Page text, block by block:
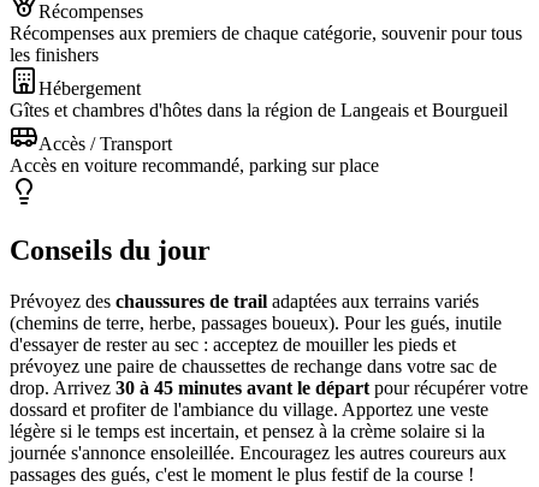
Récompenses
Récompenses aux premiers de chaque catégorie, souvenir pour tous
les finishers
Hébergement
Gîtes et chambres d'hôtes dans la région de Langeais et Bourgueil
Accès / Transport
Accès en voiture recommandé, parking sur place
Conseils du jour
Prévoyez des chaussures de trail adaptées aux terrains variés
(chemins de terre, herbe, passages boueux). Pour les gués, inutile
d'essayer de rester au sec : acceptez de mouiller les pieds et
prévoyez une paire de chaussettes de rechange dans votre sac de
drop. Arrivez 30 à 45 minutes avant le départ pour récupérer votre
dossard et profiter de l'ambiance du village. Apportez une veste
légère si le temps est incertain, et pensez à la crème solaire si la
journée s'annonce ensoleillée. Encouragez les autres coureurs aux
passages des gués, c'est le moment le plus festif de la course !